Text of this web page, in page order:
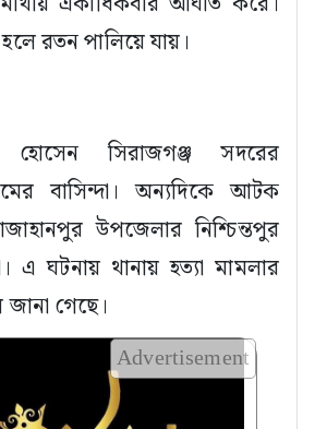
রতন পালিয়ে যায়।
সিরাজগঞ্জ সদরের
বাসিন্দা। অন্যদিকে আটক
উপজেলার নিশ্চিন্তপুর
এ ঘটনায় থানায় হত্যা মামলার
জানা গেছে।
Advertisement